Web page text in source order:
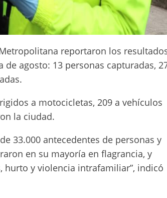
reportaron los
agosto: 13 personas capturadas,
a motocicletas, 209 a vehículos
la ciudad.
33.000 antecedentes de personas y
en su mayoría en flagrancia, y
y violencia intrafamiliar”, indicó